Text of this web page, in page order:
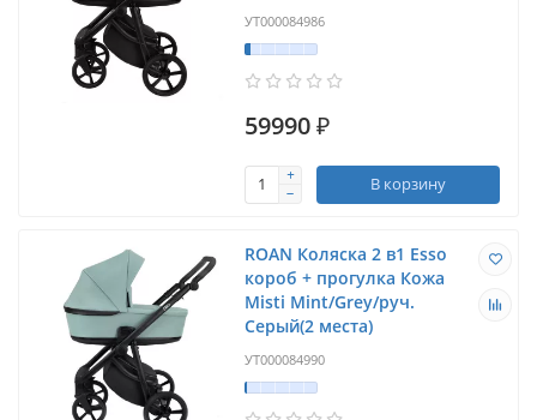
УТ000084986
59990 ₽
В корзину
ROAN Коляска 2 в1 Esso
короб + прогулка Кожа
Misti Mint/Grey/руч.
Серый(2 места)
УТ000084990